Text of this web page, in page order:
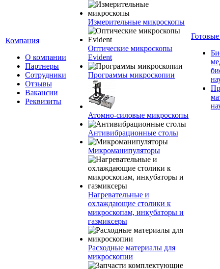
Компания
О компании
Партнеры
Сотрудники
Отзывы
Вакансии
Реквизиты
Измерительные микроскопы
Оптические микроскопы
Evident
Программы микроскопии
Атомно-силовые микроскопы
Антивибрационные столы
Микроманипуляторы
Нагревательные и
охлаждающие столики к
микроскопам, инкубаторы и
газмиксеры
Расходные материалы для
микроскопии